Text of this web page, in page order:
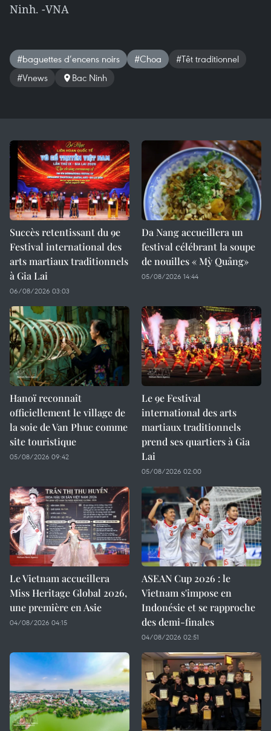
Ninh. -VNA
#baguettes d’encens noirs #Choa
#Têt traditionnel
#Vnews
Bac Ninh
Succès retentissant du 9e
Festival international des
arts martiaux traditionnels
à Gia Lai
06/08/2026 03:03
Da Nang accueillera un
festival célébrant la soupe
de nouilles « Mỳ Quảng»
05/08/2026 14:44
Hanoï reconnaît
officiellement le village de
la soie de Van Phuc comme
site touristique
05/08/2026 09:42
Le 9e Festival
international des arts
martiaux traditionnels
prend ses quartiers à Gia
Lai
05/08/2026 02:00
Le Vietnam accueillera
Miss Heritage Global 2026,
une première en Asie
04/08/2026 04:15
ASEAN Cup 2026 : le
Vietnam s'impose en
Indonésie et se rapproche
des demi-finales
04/08/2026 02:51